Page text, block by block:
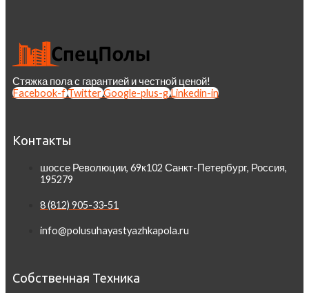
Стяжка пола с гарантией и честной ценой!
Facebook-fTwitterGoogle-plus-gLinkedin-in
Контакты
шоссе Революции, 69к102 Санкт-Петербург, Россия,
195279
8 (812) 905-33-51
info@polusuhayastyazhkapola.ru
Собственная Техника